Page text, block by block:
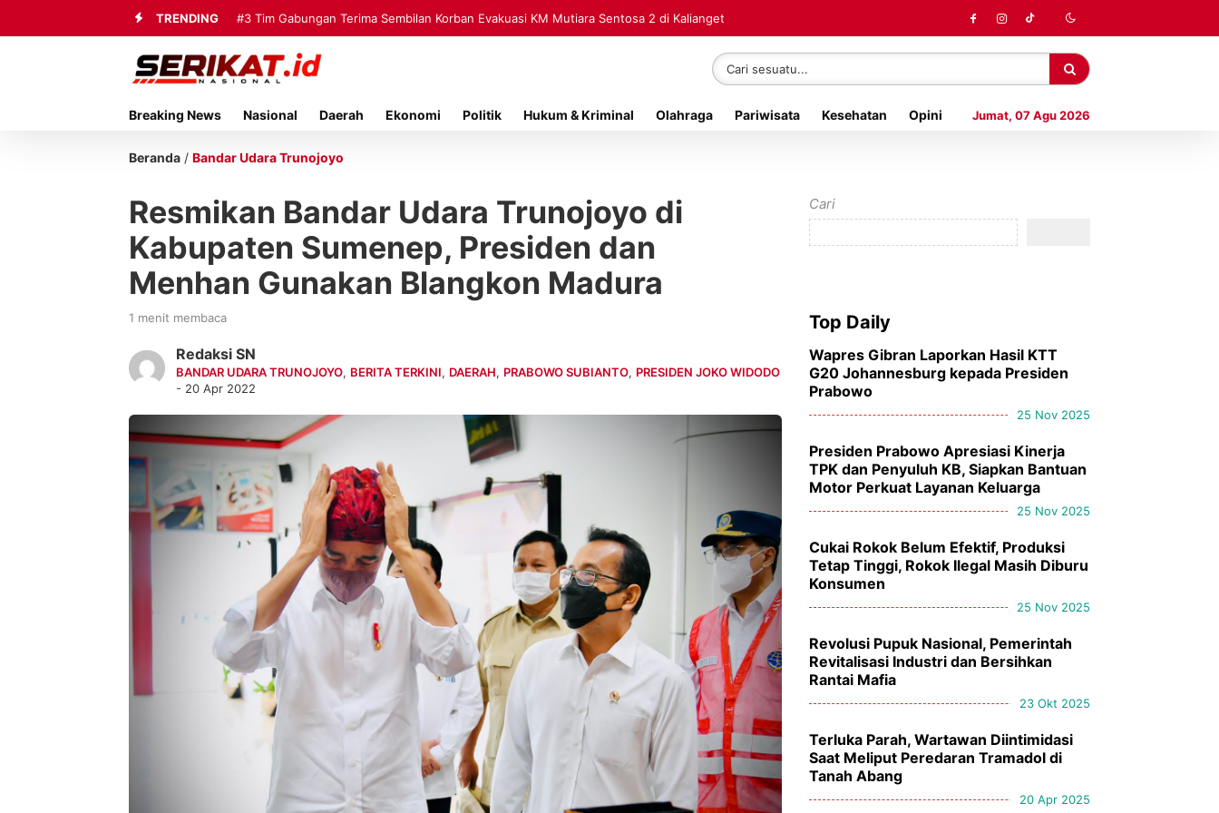
TRENDING #3 Tim Gabungan Terima Sembilan Korban Evakuasi KM Mutiara Sentosa 2 di Kalianget
Breaking News Nasional Daerah Ekonomi Politik Hukum & Kriminal Olahraga Pariwisata Kesehatan Opini Jumat, 07 Agu 2026
Beranda / Bandar Udara Trunojoyo
Resmikan Bandar Udara Trunojoyo di
Kabupaten Sumenep, Presiden dan
Menhan Gunakan Blangkon Madura
1 menit membaca
Redaksi SN
BANDAR UDARA TRUNOJOYO, BERITA TERKINI, DAERAH, PRABOWO SUBIANTO, PRESIDEN JOKO WIDODO
- 20 Apr 2022
Cari
Top Daily
Wapres Gibran Laporkan Hasil KTT
G20 Johannesburg kepada Presiden
Prabowo
25 Nov 2025
Presiden Prabowo Apresiasi Kinerja
TPK dan Penyuluh KB, Siapkan Bantuan
Motor Perkuat Layanan Keluarga
25 Nov 2025
Cukai Rokok Belum Efektif, Produksi
Tetap Tinggi, Rokok Ilegal Masih Diburu
Konsumen
25 Nov 2025
Revolusi Pupuk Nasional, Pemerintah
Revitalisasi Industri dan Bersihkan
Rantai Mafia
23 Okt 2025
Terluka Parah, Wartawan Diintimidasi
Saat Meliput Peredaran Tramadol di
Tanah Abang
20 Apr 2025